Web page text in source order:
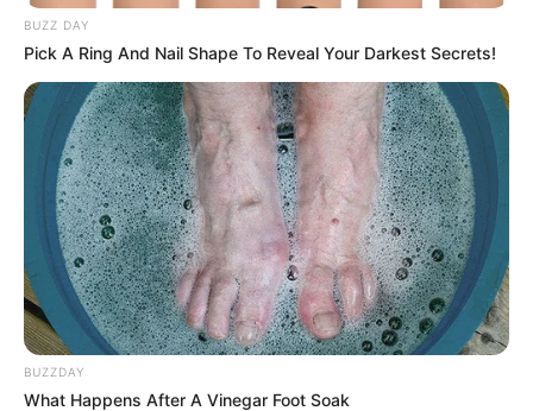
BUZZ DAY
Pick A Ring And Nail Shape To Reveal Your Darkest Secrets!
BUZZDAY
What Happens After A Vinegar Foot Soak